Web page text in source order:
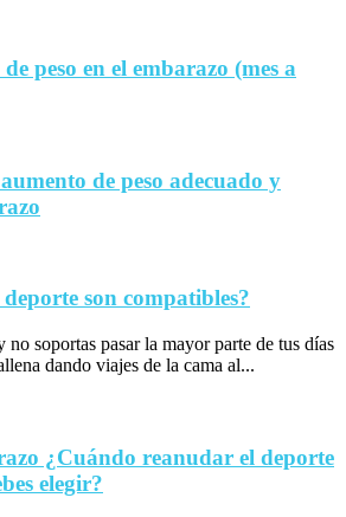
peso en el embarazo (mes a
de peso adecuado y
son compatibles?
no soportas pasar la mayor parte de tus días
dando viajes de la cama al...
¿Cuándo reanudar el deporte
elegir?